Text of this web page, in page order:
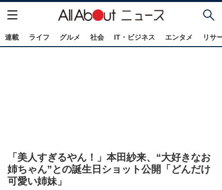
連載 ライフ グルメ 社会 IT・ビジネス エンタメ リサ
「美人すぎるやん！」本田紗来、“大好きなお
姉ちゃん”との誕生日ショット公開「どんだけ
可愛い姉妹」